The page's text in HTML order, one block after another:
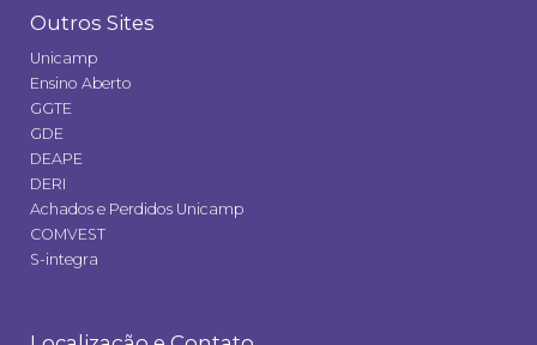
Outros Sites
Unicamp
Ensino Aberto
GGTE
GDE
DEAPE
DERI
Achados e Perdidos Unicamp
COMVEST
S-integra